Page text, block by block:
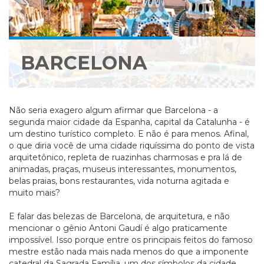
BARCELONA
Não seria exagero algum afirmar que Barcelona - a
segunda maior cidade da Espanha, capital da Catalunha - é
um destino turístico completo. E não é para menos. Afinal,
o que diria você de uma cidade riquíssima do ponto de vista
arquitetônico, repleta de ruazinhas charmosas e pra lá de
animadas, praças, museus interessantes, monumentos,
belas praias, bons restaurantes, vida noturna agitada e
muito mais?
E falar das belezas de Barcelona, de arquitetura, e não
mencionar o gênio Antoni Gaudí é algo praticamente
impossível. Isso porque entre os principais feitos do famoso
mestre estão nada mais nada menos do que a imponente